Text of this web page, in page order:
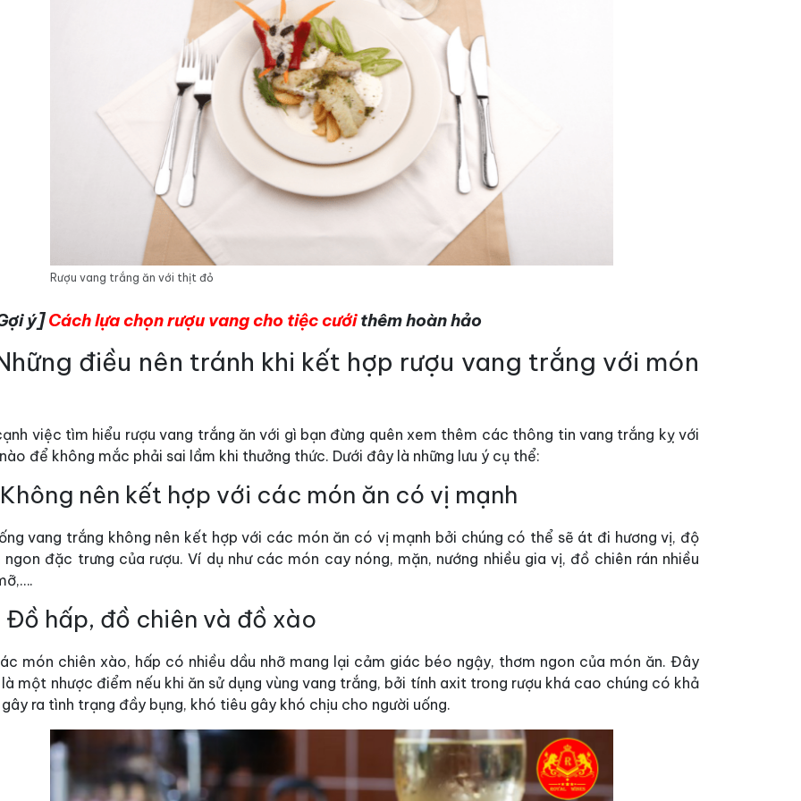
Rượu vang trắng ăn với thịt đỏ
ý]Cách lựa chọn rượu vang cho tiệc cướithêm hoàn hảo
điều nên tránh khi kết hợp rượu vang trắng với món
việc tìm hiểu rượu vang trắng ăn với gì bạn đừng quên xem thêm các thông tin vang trắng kỵ với
để không mắc phải sai lầm khi thưởng thức. Dưới đây là những lưu ý cụ thể:
Không nên kết hợp với các món ăn có vị mạnh
vang trắng không nên kết hợp với các món ăn có vị mạnh bởi chúng có thể sẽ át đi hương vị, độ
ngon đặc trưng của rượu. Ví dụ như các món cay nóng, mặn, nướng nhiều gia vị, đồ chiên rán nhiều
Đồ hấp, đồ chiên và đồ xào
món chiên xào, hấp có nhiều dầu nhỡ mang lại cảm giác béo ngậy, thơm ngon của món ăn. Đây
một nhược điểm nếu khi ăn sử dụng vùng vang trắng, bởi tính axit trong rượu khá cao chúng có khả
gây ra tình trạng đầy bụng, khó tiêu gây khó chịu cho người uống.